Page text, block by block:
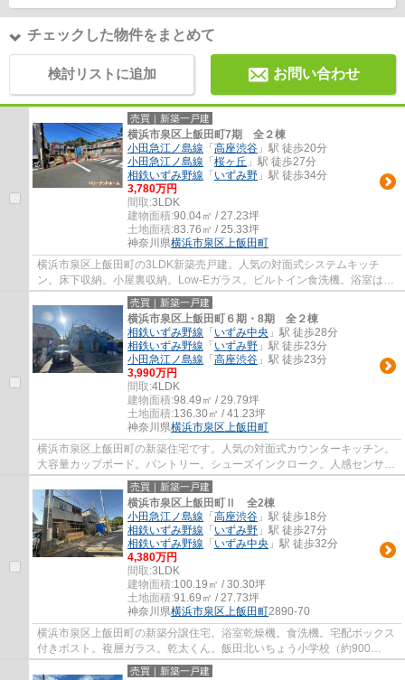
チェックした物件をまとめて
検討リストに追加 お問い合わせ
売買｜新築一戸建
横浜市泉区上飯田町7期 全２棟
小田急江ノ島線 「 高座渋谷 」駅 徒歩20分
小田急江ノ島線 「 桜ヶ丘 」駅 徒歩27分
相鉄いずみ野線 「 いずみ野 」駅 徒歩34分
3,780万円
間取:3LDK
建物面積:90.04㎡ / 27.23坪
土地面積:83.76㎡ / 25.33坪
神奈川県横浜市泉区上飯田町
横浜市泉区上飯田町の3LDK新築売戸建。人気の対面式システムキッチ
ン。床下収納。小屋裏収納。Low-Eガラス。ビルトイン食洗機。浴室は浴
室乾燥機付き。大型浴室TV。スマートロック。制...
売買｜新築一戸建
横浜市泉区上飯田町６期・8期 全２棟
相鉄いずみ野線 「 いずみ中央 」駅 徒歩28分
相鉄いずみ野線 「 いずみ野 」駅 徒歩23分
小田急江ノ島線 「 高座渋谷 」駅 徒歩23分
3,990万円
間取:4LDK
建物面積:98.49㎡ / 29.79坪
土地面積:136.30㎡ / 41.23坪
神奈川県横浜市泉区上飯田町
横浜市泉区上飯田町の新築住宅です。人気の対面式カウンターキッチン。
大容量カップボード。パントリー。シューズインクローク。人感センサー
付き玄関灯。全居室Low-Eガラス。省エネ基...
売買｜新築一戸建
横浜市泉区上飯田町Ⅱ 全2棟
小田急江ノ島線 「 高座渋谷 」駅 徒歩18分
相鉄いずみ野線 「 いずみ野 」駅 徒歩27分
相鉄いずみ野線 「 いずみ中央 」駅 徒歩32分
4,380万円
間取:3LDK
建物面積:100.19㎡ / 30.30坪
土地面積:91.69㎡ / 27.73坪
神奈川県横浜市泉区上飯田町2890-70
横浜市泉区上飯田町の新築分譲住宅。浴室乾燥機。食洗機。宅配ボックス
付きポスト。複層ガラス。乾太くん。飯田北いちょう小学校（約900
ｍ）・上飯田中学校（約500ｍ）学区です
売買｜新築一戸建